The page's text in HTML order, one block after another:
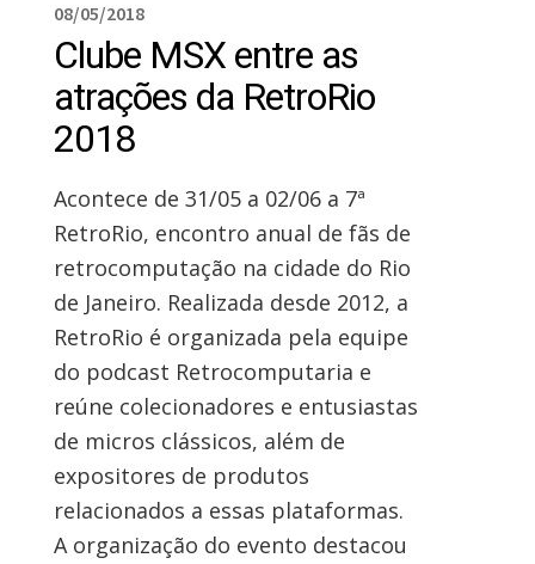
08/05/2018
Clube MSX entre as
atrações da RetroRio
2018
Acontece de 31/05 a 02/06 a 7ª
RetroRio, encontro anual de fãs de
retrocomputação na cidade do Rio
de Janeiro. Realizada desde 2012, a
RetroRio é organizada pela equipe
do podcast Retrocomputaria e
reúne colecionadores e entusiastas
de micros clássicos, além de
expositores de produtos
relacionados a essas plataformas.
A organização do evento destacou